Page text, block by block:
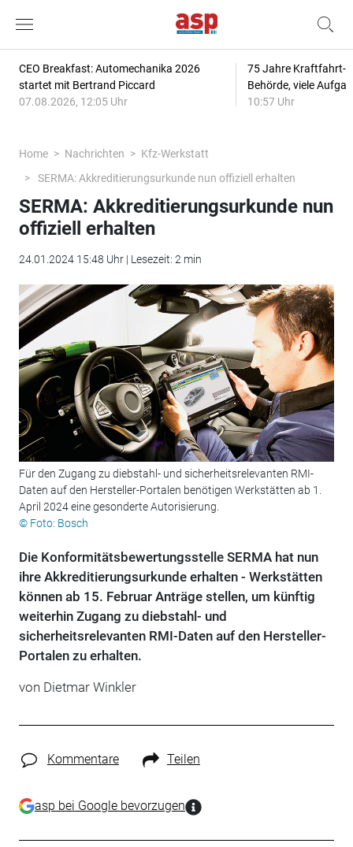
CEO Breakfast: Automechanika 2026
startet mit Bertrand Piccard
07.08.2026, 12:05 Uhr
75 Jahre Kraftfahrt-
Behörde, viele
10:57 Uhr
Home Nachrichten
Kfz-Werkstatt
SERMA: Akkreditierungsurkunde nun offiziell erhalten
SERMA: Akkreditierungsurkunde nun
offiziell erhalten
24.01.2024 15:48 Uhr | Lesezeit: 2 min
Für den Zugang zu diebstahl- und sicherheitsrelevanten RMI-
Daten auf den Hersteller-Portalen benötigen Werkstätten ab 1.
April 2024 eine gesonderte Autorisierung.
© Foto: Bosch
Die Konformitätsbewertungsstelle SERMA hat nun
ihre Akkreditierungsurkunde erhalten - Werkstätten
können ab 15. Februar Anträge stellen, um künftig
weiterhin Zugang zu diebstahl- und
sicherheitsrelevanten RMI-Daten auf den Hersteller-
Portalen zu erhalten.
von Dietmar Winkler
Kommentare Teilen
asp bei Google bevorzugen